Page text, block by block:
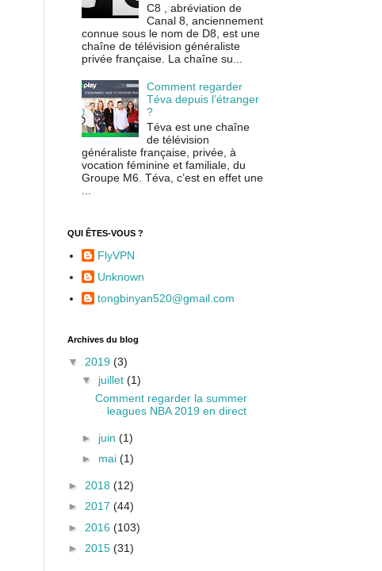
C8 , abréviation de
Canal 8, anciennement
connue sous le nom de D8, est une
chaîne de télévision généraliste
privée française. La chaîne su...
Comment regarder
Téva depuis l’étranger
?
Téva est une chaîne
de télévision
généraliste française, privée, à
vocation féminine et familiale, du
Groupe M6. Téva, c’est en effet une
QUI ÊTES-VOUS ?
FlyVPN
Unknown
tongbinyan520@gmail.com
Archives du blog
▼ 2019 (3)
▼ juillet (1)
Comment regarder la summer
leagues NBA 2019 en direct
► juin (1)
► mai (1)
► 2018 (12)
► 2017 (44)
► 2016 (103)
► 2015 (31)